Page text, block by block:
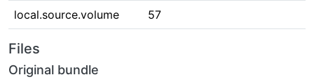
local.source.volume 57
Files
Original bundle